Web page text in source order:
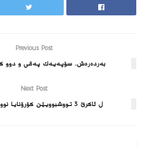
Previous Post
به‌رده‌ره‌ش.. سۆپه‌یه‌ك په‌قى و
Next Post
ل ئاکرێ 3 تووشبوویێن کۆرۆنایا نوو هاتنە تۆمارکرن